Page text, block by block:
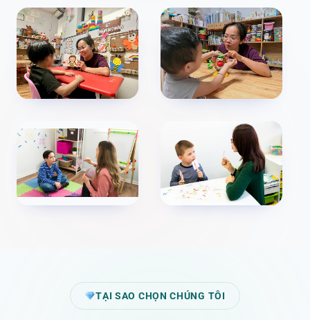
TẠI SAO CHỌN CHÚNG TÔI